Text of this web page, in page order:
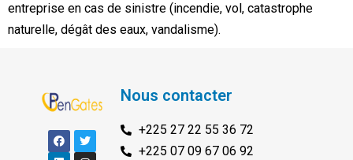
entreprise en cas de sinistre (incendie, vol, catastrophe
naturelle, dégât des eaux, vandalisme).
Nous contacter
+225 27 22 55 36 72
+225 07 09 67 06 92